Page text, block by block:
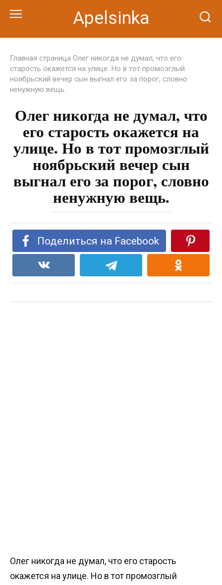
Apelsinka
Главная страница Олег никогда не думал, что его
старость окажется на улице. Но в тот промозглый
ноябрьский вечер сын выгнал его за порог, словно
ненужную вещь.
Олег никогда не думал, что
его старость окажется на
улице. Но в тот промозглый
ноябрьский вечер сын
выгнал его за порог, словно
ненужную вещь.
Поделиться на Facebook
Олег никогда не думал, что его старость
окажется на улице. Но в тот промозглый